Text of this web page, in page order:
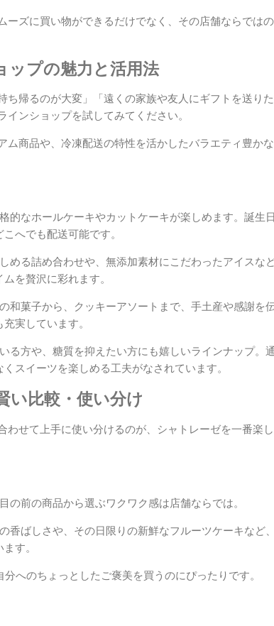
ズに買い物ができるだけでなく、その店舗ならでは
ップの魅力と活用法
ち帰るのが大変」「遠くの家族や友人にギフトを送り
ンショップを試してみてください。
ム商品や、冷凍配送の特性を活かしたバラエティ豊か
的なホールケーキやカットケーキが楽しめます。誕生
へでも配送可能です。
める詰め合わせや、無添加素材にこだわったアイスな
を贅沢に彩れます。
和菓子から、クッキーアソートまで、手土産や感謝を
実しています。
る方や、糖質を抑えたい方にも嬉しいラインナップ。
スイーツを楽しめる工夫がなされています。
い比較・使い分け
わせて上手に使い分けるのが、シャトレーゼを一番楽
の前の商品から選ぶワクワク感は店舗ならでは。
香ばしさや、その日限りの新鮮なフルーツケーキなど
す。
へのちょっとしたご褒美を買うのにぴったりです。